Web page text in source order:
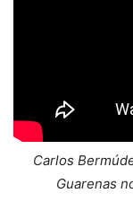
Carlos
Guarenas